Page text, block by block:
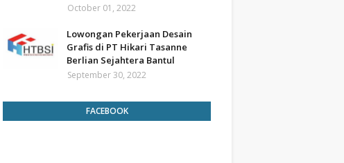
October 01, 2022
Lowongan Pekerjaan Desain
Grafis di PT Hikari Tasanne
Berlian Sejahtera Bantul
September 30, 2022
FACEBOOK